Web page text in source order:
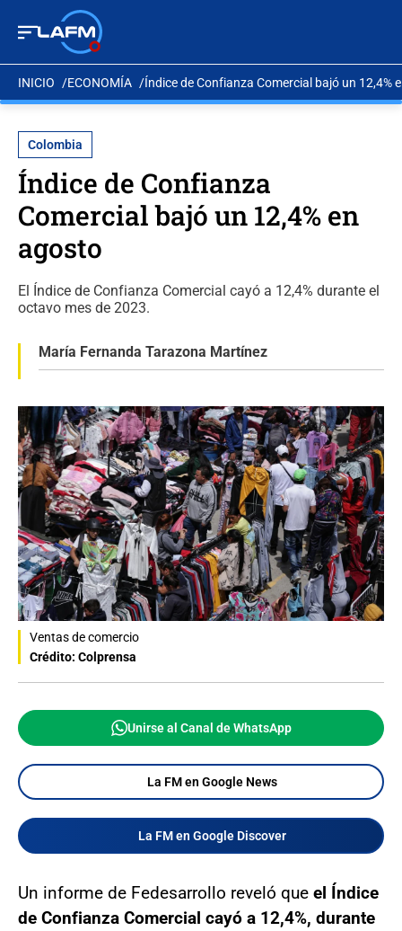
INICIO ECONOMÍA Índice de Confianza Comercial bajó un 12,4%
Colombia
Índice de Confianza
Comercial bajó un 12,4% en
agosto
El Índice de Confianza Comercial cayó a 12,4% durante el
octavo mes de 2023.
María Fernanda Tarazona Martínez
Ventas de comercio
Crédito: Colprensa
Unirse al Canal de WhatsApp
La FM en Google News
La FM en Google Discover
Un informe de Fedesarrollo reveló que el Índice
de Confianza Comercial cayó a 12,4%, durante